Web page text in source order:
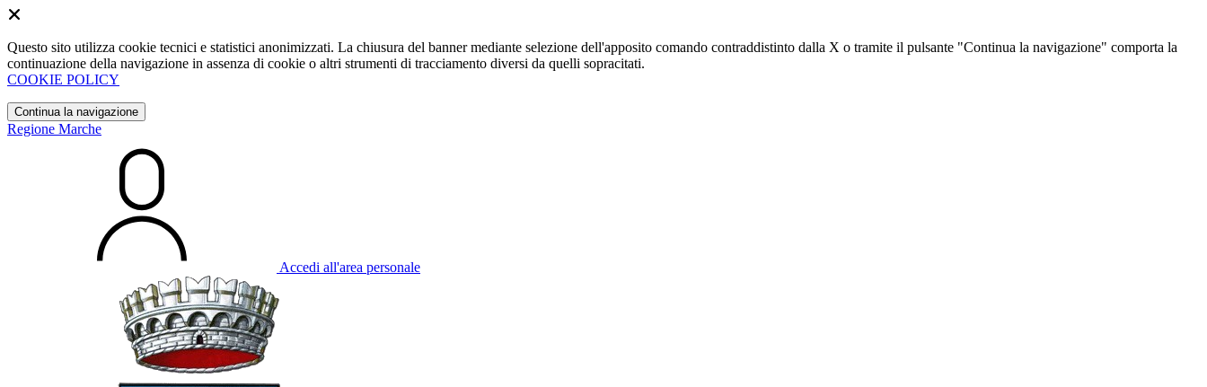
Questo sito utilizza cookie tecnici e statistici anonimizzati. La chiusura del banner mediante selezione dell'apposito comando contraddistinto dalla X o tramite il pulsante "Continua la navigazione" comporta la
continuazione della navigazione in assenza di cookie o altri strumenti di tracciamento diversi da quelli sopracitati.
COOKIE POLICY
Continua la navigazione
Regione Marche
Accedi all'area personale